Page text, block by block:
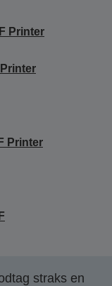
Printer
Printer
straks en